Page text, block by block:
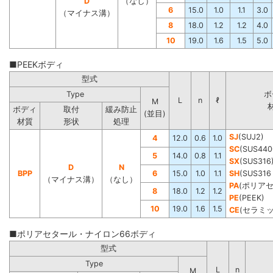
（マイナス溝）
6
15.0 1.0 1.1
3.0
8
18.0 1.2 1.2
4.0
10
19.0 1.6 1.5 5.0
■PEEKボディ
型式
L n ℓ
Type
M
(並目)
ボディ
材質
取付
形状
緩み防止
処理
BPP
D
（マイナス溝）
N
（なし）
4 12.0 0.6 1.0 SJ(SUJ2)
SC
SX
SH
PA(ポリア
PE(PEEK)
CE(セラミ
5 14.0 0.8
1.1
6
15.0 1.0
1.1
8
18.0 1.2
1.2
10
19.0 1.6 1.5
■ポリアセタール・ナイロン66ボディ
型式
L n
Type
M